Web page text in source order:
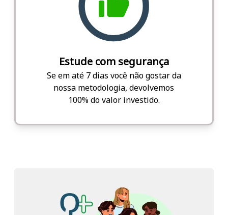
Estude com segurança
Se em até 7 dias você não gostar da
nossa metodologia, devolvemos
100% do valor investido.